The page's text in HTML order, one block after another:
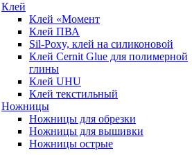
Клей
Клей «Момент
Клей ПВА
Sil-Poxy, клей на силиконовой
Клей Cernit Glue для полимерной
глины
Клей UHU
Клей текстильный
Ножницы
Ножницы для обрезки
Ножницы для вышивки
Ножницы острые